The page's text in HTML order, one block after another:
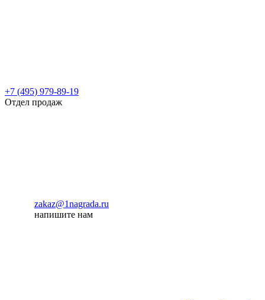
+7 (495) 979-89-19
Отдел продаж
zakaz@1nagrada.ru
напишите нам